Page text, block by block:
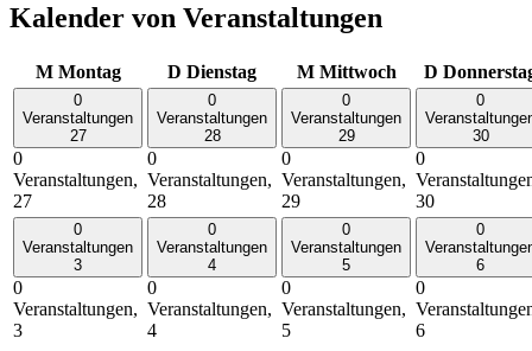
Kalender von Veranstaltungen
M Montag D Dienstag M Mittwoch D
0
Veranstaltungen
27
0
Veranstaltungen,
27
0
Veranstaltungen
28
0
Veranstaltungen,
28
0
Veranstaltungen
29
0
Veranstaltungen,
29
0
30
0
30
0
Veranstaltungen
3
0
Veranstaltungen,
3
0
Veranstaltungen
4
0
Veranstaltungen,
4
0
Veranstaltungen
5
0
Veranstaltungen,
5
0
6
0
6